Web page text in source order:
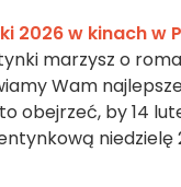
2026 w kinach w
marzysz o
Wam
obejrzeć, by 14
niedzielę